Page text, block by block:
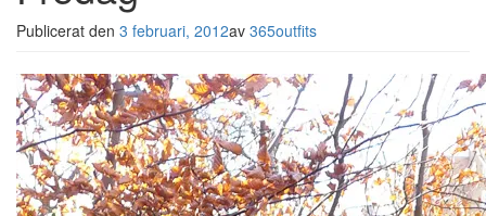
Publicerat den 3 februari, 2012av 365outfits